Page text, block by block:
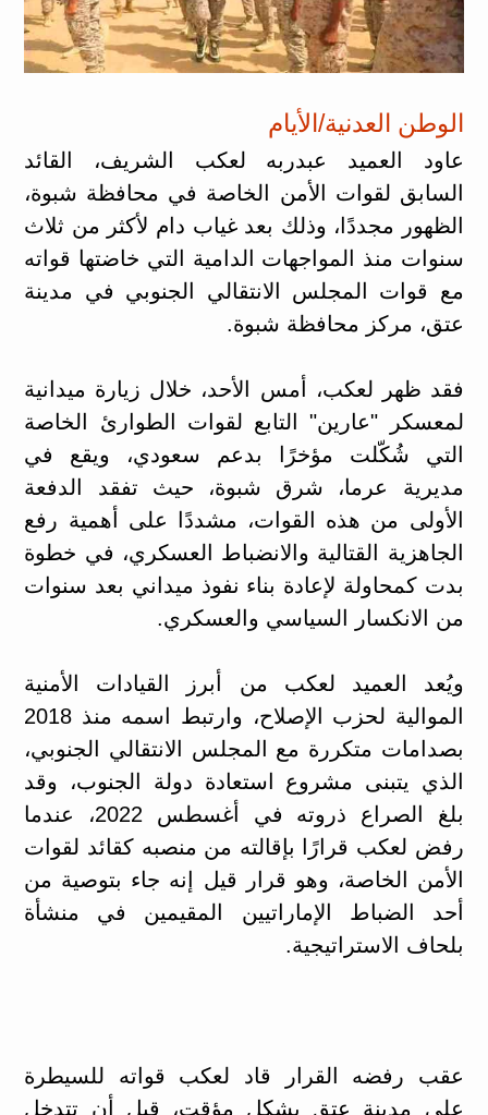
الوطن العدنية/الأيام
عاود العميد عبدربه لعكب الشريف، القائد
السابق لقوات الأمن الخاصة في محافظة شبوة،
الظهور مجددًا، وذلك بعد غياب دام لأكثر من ثلاث
سنوات منذ المواجهات الدامية التي خاضتها قواته
مع قوات المجلس الانتقالي الجنوبي في مدينة
عتق، مركز محافظة شبوة.
فقد ظهر لعكب، أمس الأحد، خلال زيارة ميدانية
لمعسكر "عارين" التابع لقوات الطوارئ الخاصة
التي شُكّلت مؤخرًا بدعم سعودي، ويقع في
مديرية عرما، شرق شبوة، حيث تفقد الدفعة
الأولى من هذه القوات، مشددًا على أهمية رفع
الجاهزية القتالية والانضباط العسكري، في خطوة
بدت كمحاولة لإعادة بناء نفوذ ميداني بعد سنوات
من الانكسار السياسي والعسكري.
ويُعد العميد لعكب من أبرز القيادات الأمنية
الموالية لحزب الإصلاح، وارتبط اسمه منذ 2018
بصدامات متكررة مع المجلس الانتقالي الجنوبي،
الذي يتبنى مشروع استعادة دولة الجنوب، وقد
بلغ الصراع ذروته في أغسطس 2022، عندما
رفض لعكب قرارًا بإقالته من منصبه كقائد لقوات
الأمن الخاصة، وهو قرار قيل إنه جاء بتوصية من
أحد الضباط الإماراتيين المقيمين في منشأة
بلحاف الاستراتيجية.
عقب رفضه القرار قاد لعكب قواته للسيطرة
على مدينة عتق بشكل مؤقت، قبل أن تتدخل